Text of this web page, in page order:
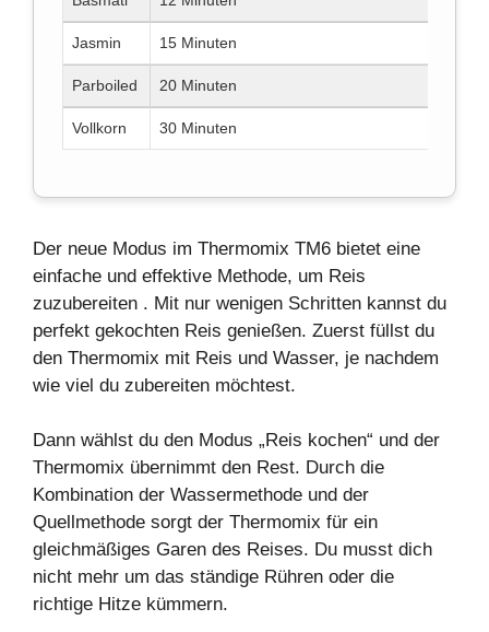
Jasmin 15 Minuten
Parboiled 20 Minuten
Vollkorn 30 Minuten
Der neue Modus im Thermomix TM6 bietet eine
einfache und effektive Methode, um Reis
zuzubereiten . Mit nur wenigen Schritten kannst du
perfekt gekochten Reis genießen. Zuerst füllst du
den Thermomix mit Reis und Wasser, je nachdem
wie viel du zubereiten möchtest.
Dann wählst du den Modus „Reis kochen“ und der
Thermomix übernimmt den Rest. Durch die
Kombination der Wassermethode und der
Quellmethode sorgt der Thermomix für ein
gleichmäßiges Garen des Reises. Du musst dich
nicht mehr um das ständige Rühren oder die
richtige Hitze kümmern.